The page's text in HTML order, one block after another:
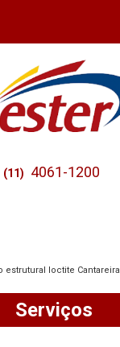
(11) 4061-1200
estrutural loctite Cantareira
Serviços